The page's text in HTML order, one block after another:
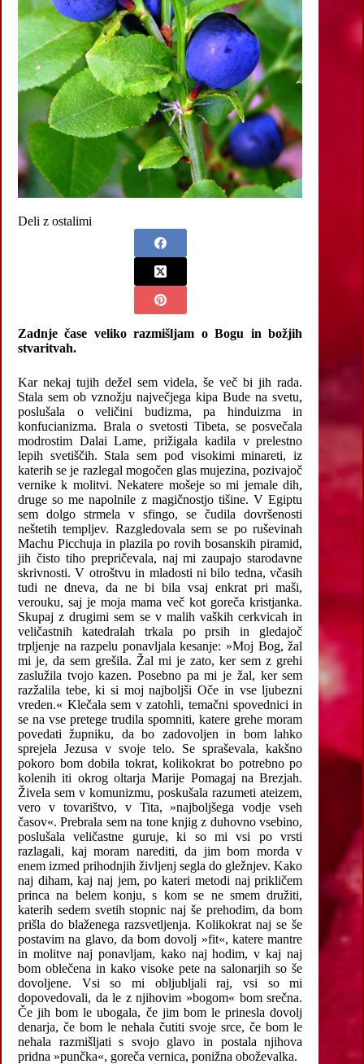
Deli z ostalimi
Zadnje čase veliko razmišljam o Bogu in božjih
stvaritvah.
Kar nekaj tujih dežel sem videla, še več bi jih rada.
Stala sem ob vznožju največjega kipa Bude na svetu,
poslušala o veličini budizma, pa hinduizma in
konfucianizma. Brala o svetosti Tibeta, se posvečala
modrostim Dalai Lame, prižigala kadila v prelestno
lepih svetiščih. Stala sem pod visokimi minareti, iz
katerih se je razlegal mogočen glas mujezina, pozivajoč
vernike k molitvi. Nekatere mošeje so mi jemale dih,
druge so me napolnile z magičnostjo tišine. V Egiptu
sem dolgo strmela v sfingo, se čudila dovršenosti
neštetih templjev. Razgledovala sem se po ruševinah
Machu Picchuja in plazila po rovih bosanskih piramid,
jih čisto tiho prepričevala, naj mi zaupajo starodavne
skrivnosti. V otroštvu in mladosti ni bilo tedna, včasih
tudi ne dneva, da ne bi bila vsaj enkrat pri maši,
verouku, saj je moja mama več kot goreča kristjanka.
Skupaj z drugimi sem se v malih vaških cerkvicah in
veličastnih katedralah trkala po prsih in gledajoč
trpljenje na razpelu ponavljala kesanje: »Moj Bog, žal
mi je, da sem grešila. Žal mi je zato, ker sem z grehi
zaslužila tvojo kazen. Posebno pa mi je žal, ker sem
razžalila tebe, ki si moj najboljši Oče in vse ljubezni
vreden.« Klečala sem v zatohli, temačni spovednici in
se na vse pretege trudila spomniti, katere grehe moram
povedati župniku, da bo zadovoljen in bom lahko
sprejela Jezusa v svoje telo. Se spraševala, kakšno
pokoro bom dobila tokrat, kolikokrat bo potrebno po
kolenih iti okrog oltarja Marije Pomagaj na Brezjah.
Živela sem v komunizmu, poskušala razumeti ateizem,
vero v tovarištvo, v Tita, »najboljšega vodje vseh
časov«. Prebrala sem na tone knjig z duhovno vsebino,
poslušala veličastne guruje, ki so mi vsi po vrsti
razlagali, kaj moram narediti, da jim bom morda v
enem izmed prihodnjih življenj segla do gležnjev. Kako
naj diham, kaj naj jem, po kateri metodi naj prikličem
princa na belem konju, s kom se ne smem družiti,
katerih sedem svetih stopnic naj še prehodim, da bom
prišla do blaženega razsvetljenja. Kolikokrat naj se še
postavim na glavo, da bom dovolj »fit«, katere mantre
in molitve naj ponavljam, kako naj hodim, v kaj naj
bom oblečena in kako visoke pete na salonarjih so še
dovoljene. Vsi so mi obljubljali raj, vsi so mi
dopovedovali, da le z njihovim »bogom« bom srečna.
Če jih bom le ubogala, če jim bom le prinesla dovolj
denarja, če bom le nehala čutiti svoje srce, če bom le
nehala razmišljati s svojo glavo in postala njihova
pridna »punčka«, goreča vernica, ponižna oboževalka.